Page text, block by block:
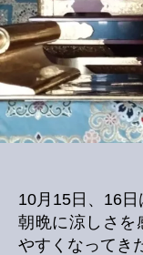
10月15日、16日
朝晩に涼しさを
やすくなってき